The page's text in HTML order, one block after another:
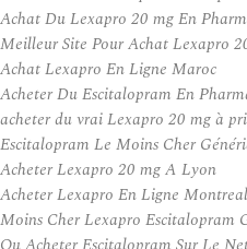
Achat Du Lexapro 20 mg En
Meilleur Site Pour Achat Lexapro
Achat Lexapro En Ligne Maroc
Acheter Du Escitalopram En
acheter du vrai Lexapro 20 mg à
Escitalopram Le Moins Cher
Acheter Lexapro 20 mg A Lyon
Acheter Lexapro En Ligne Montreal
Moins Cher Lexapro Escitalopram